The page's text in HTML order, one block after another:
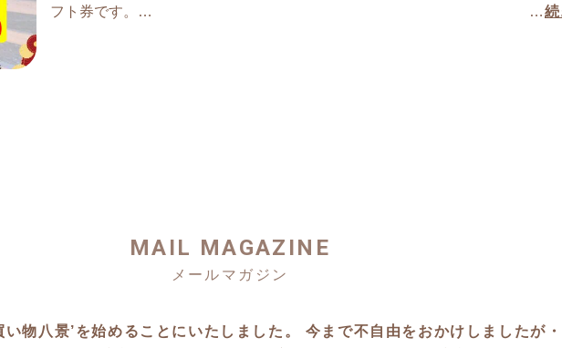
フト券です。
https://ticket.tsuku2.jp/events-detail/20231856600224
…続
MAIL MAGAZINE
物八景’を始めることにいたしました。 今まで不自由をおかけしましたが